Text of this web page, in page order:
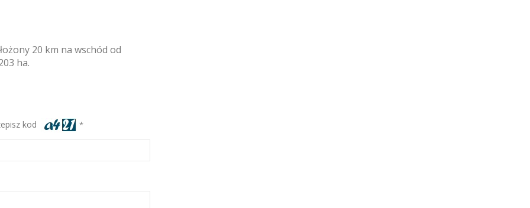
20 km na wschód od
ha.
kod